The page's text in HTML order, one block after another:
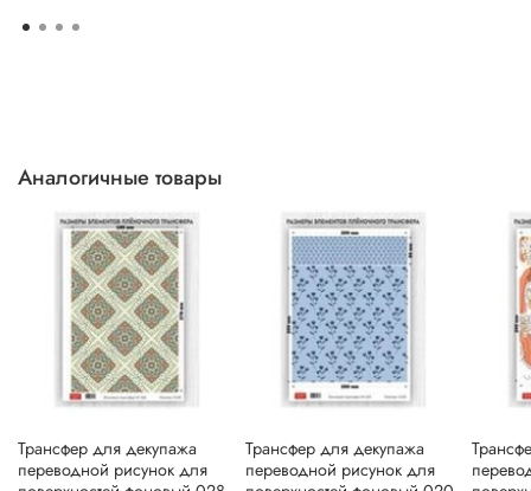
Аналогичные товары
Трансфер для декупажа
переводной рисунок для
Трансфер для декупажа
переводной рисунок для